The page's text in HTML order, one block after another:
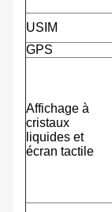
USIM
GPS
Affichage à
cristaux
liquides et
écran tactile